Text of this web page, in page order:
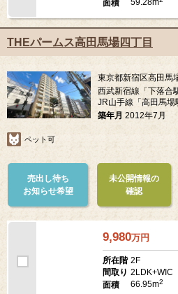
所在階
2F
間取り 2SLDK+WIC
面積
59.28m2
THEパームス高田馬場四丁目
東京都新宿区高田馬
西武新宿線「下落合
売出し待ち
お知らせ希望
未公開情報の
確認
9,980万
所在階
2F